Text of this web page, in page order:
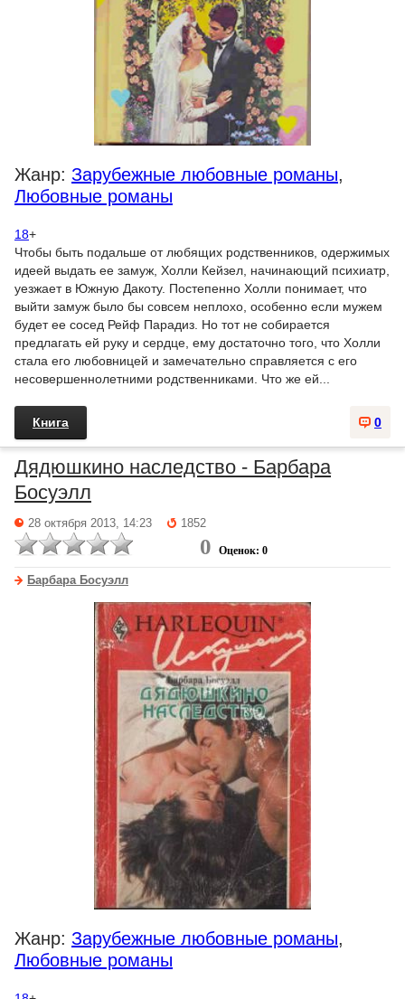
Жанр: Зарубежные любовные романы,
Любовные романы
18+
Чтобы быть подальше от любящих родственников, одержимых
идеей выдать ее замуж, Холли Кейзел, начинающий психиатр,
уезжает в Южную Дакоту. Постепенно Холли понимает, что
выйти замуж было бы совсем неплохо, особенно если мужем
будет ее сосед Рейф Парадиз. Но тот не собирается
предлагать ей руку и сердце, ему достаточно того, что Холли
стала его любовницей и замечательно справляется с его
несовершеннолетними родственниками. Что же ей...
0
Книга
Дядюшкино наследство - Барбара
Босуэлл
28 октября 2013, 14:23 1852
0 Оценок: 0
Барбара Босуэлл
Жанр: Зарубежные любовные романы,
Любовные романы